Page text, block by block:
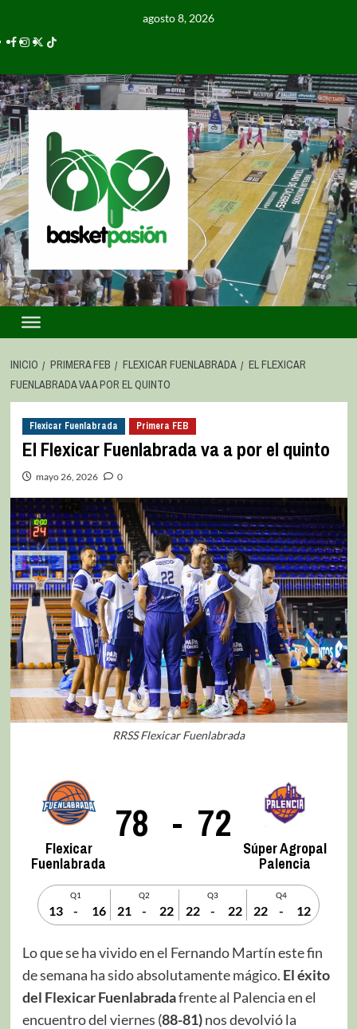
agosto 8, 2026
INICIO PRIMERA FEB FLEXICAR FUENLABRADA
EL FLEXICAR
FUENLABRADA VA A POR EL QUINTO
Flexicar Fuenlabrada Primera FEB
El Flexicar Fuenlabrada va a por el quinto
mayo 26, 2026 0
RRSS Flexicar Fuenlabrada
Flexicar
Fuenlabrada
78 - 72
Súper Agropal
Palencia
Q1
13 - 16
Q2
21 - 22
Q3
22 - 22
Q4
22 - 12
Lo que se ha vivido en el Fernando Martín este fin
de semana ha sido absolutamente mágico. El éxito
del Flexicar Fuenlabradafrente al Palencia en el
encuentro del viernes (88-81)nos devolvió la